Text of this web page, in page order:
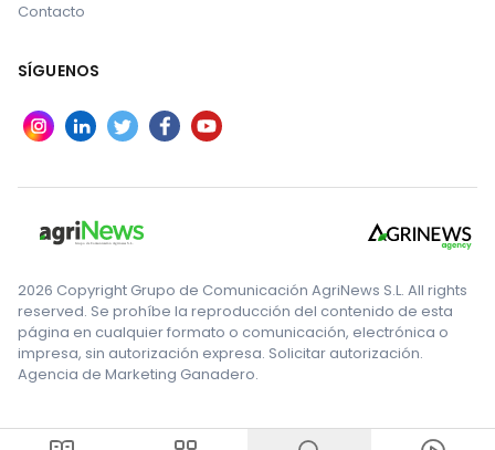
COAG
Los vecinos de la Sierra de la Culebra reclaman
WWF pide una estrategia con ganadería
como escudo contra incendios
Contacto
SÍGUENOS
2026 Copyright Grupo de Comunicación AgriNews S.L. All rights
reserved. Se prohíbe la reproducción del contenido de esta
página en cualquier formato o comunicación, electrónica o
impresa, sin autorización expresa. Solicitar autorización.
Agencia de Marketing Ganadero.